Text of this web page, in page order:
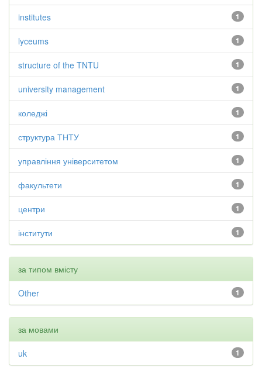
1
institutes
1
lyceums
1
structure of the TNTU
1
university management
1
коледжі
1
структура ТНТУ
1
управління університетом
1
факультети
1
центри
1
інститути
за типом вмісту
1
Other
за мовами
1
uk